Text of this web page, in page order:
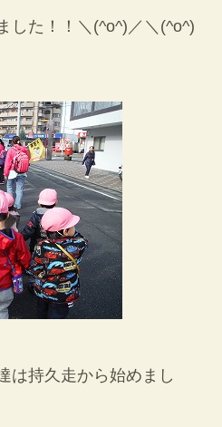
した！！＼(^o^)／＼(^o^)
は持久走から始めまし